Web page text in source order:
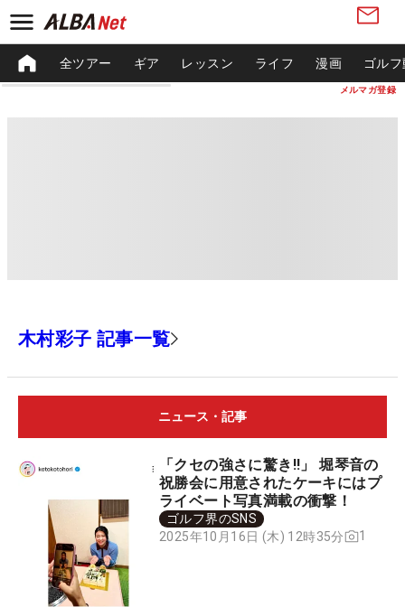
メルマガ登録
全ツアー ギア レッスン ライフ 漫画 ゴル
木村彩子 記事一覧
ニュース・記事
「クセの強さに驚き!!」 堀琴音の
祝勝会に用意されたケーキにはプ
ライベート写真満載の衝撃！
ゴルフ界のSNS
2025年10月16日 (木) 12時35分
1